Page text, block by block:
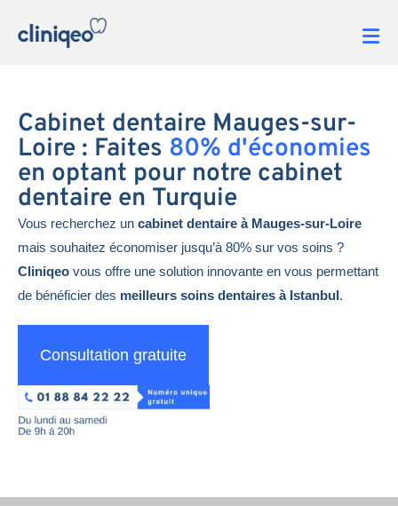
Cabinet dentaire Mauges-sur-
Loire : Faites 80% d'économies
en optant pour notre cabinet
dentaire en Turquie
Vous recherchez un cabinet dentaire à Mauges-sur-Loire
mais souhaitez économiser jusqu’à 80% sur vos soins ?
Cliniqeo vous offre une solution innovante en vous permettant
de bénéficier des meilleurs soins dentaires à Istanbul.
Consultation gratuite